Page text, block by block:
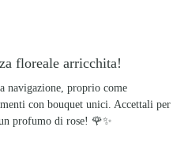
ambiente luminoso,
un panno umido se
dʼaria e variazioni